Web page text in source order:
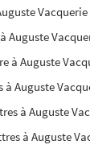
Vacquerie
Auguste
à Auguste
à Auguste
à Auguste
à Auguste